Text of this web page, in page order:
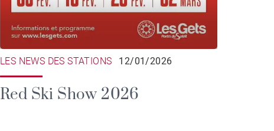
LES NEWS DES STATIONS 12/01/2026
Red Ski Show 2026